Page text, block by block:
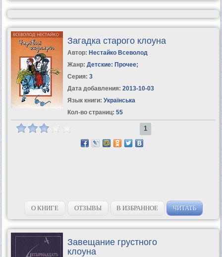
Загадка старого клоуна
Автор: Нестайко Всеволод
Жанр: Детские: Прочее;
Серия: 3
Дата добавления: 2013-10-03
Язык книги: Українська
Кол-во страниц: 55
1
О КНИГЕ ОТЗЫВЫ В ИЗБРАННОЕ ЧИТАТЬ
Завещание грустного
клоуна